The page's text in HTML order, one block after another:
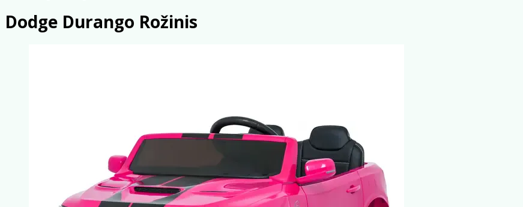
Dodge Durango Rožinis